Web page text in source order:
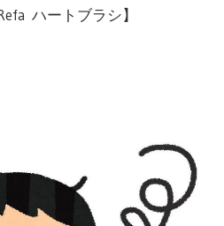
ハートブラシ】